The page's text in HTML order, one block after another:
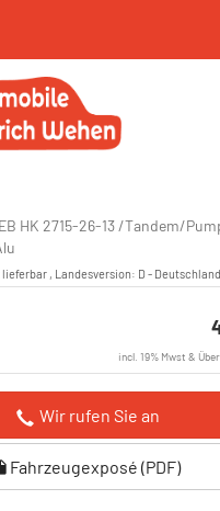
HK 2715-26-13 /Tandem/
lieferbar , Landesversion: D -
incl. 19% Mwst &
Wir rufen Sie an
Fahrzeugexposé (PDF)